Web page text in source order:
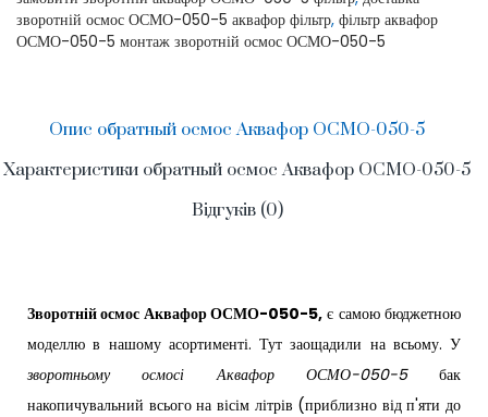
зворотній осмос ОСМО-050-5 аквафор фільтр, фільтр аквафор
ОСМО-050-5 монтаж зворотній осмос ОСМО-050-5
Опис обратный осмос Аквафор ОСМО-050-5
Характеристики обратный осмос Аквафор ОСМО-050-5
Відгуків (0)
Зворотній осмос Аквафор ОСМО-050-5, є самою бюджетною
моделлю в нашому асортименті. Тут заощадили на всьому. У
зворотньому осмосі Аквафор ОСМО-050-5бак
накопичувальний всього на вісім літрів (приблизно від п'яти до